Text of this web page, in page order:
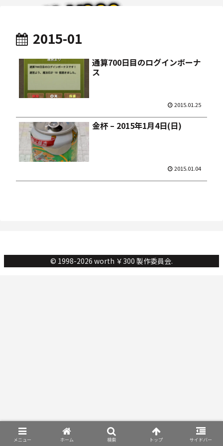
2015-01
通算700日目のログインボーナ
ス
2015.01.25
金杯 – 2015年1月4日(日)
2015.01.04
© 1998-2026 worth ￥300 製作委員会.
メニュー ホーム 検索 トップ サイドバー